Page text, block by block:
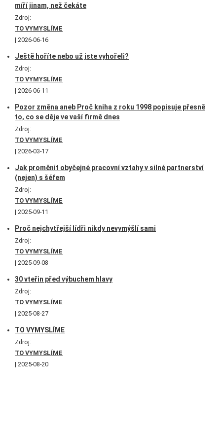
míří jinam, než čekáte
Zdroj:
TO VYMYSLÍME
2026-06-16
Ještě hoříte nebo už jste vyhořeli?
Zdroj:
TO VYMYSLÍME
2026-06-11
Pozor změna aneb Proč kniha z roku 1998 popisuje přesně
to, co se děje ve vaší firmě dnes
Zdroj:
TO VYMYSLÍME
2026-03-17
Jak proměnit obyčejné pracovní vztahy v silné partnerství
(nejen) s šéfem
Zdroj:
TO VYMYSLÍME
2025-09-11
Proč nejchytřejší lídři nikdy nevymýšlí sami
Zdroj:
TO VYMYSLÍME
2025-09-08
30 vteřin před výbuchem hlavy
Zdroj:
TO VYMYSLÍME
2025-08-27
TO VYMYSLÍME
Zdroj:
TO VYMYSLÍME
2025-08-20